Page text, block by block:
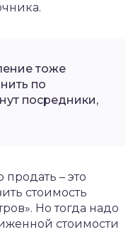
тоже
по
посредники,
– это
стоимость
Но тогда надо
стоимости